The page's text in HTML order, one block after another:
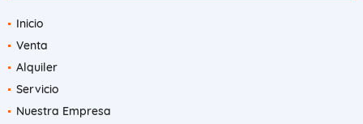
Inicio
Venta
Alquiler
Servicio
Nuestra Empresa